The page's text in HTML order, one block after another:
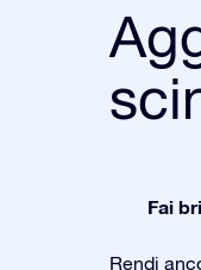
Fai
Rendi